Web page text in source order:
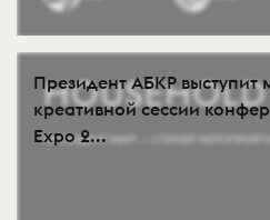
Президент АБКР выступит
креативной сессии
Expo 2...